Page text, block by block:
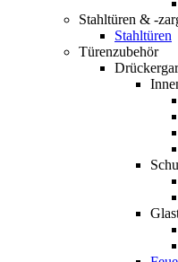
Stahltüren & -
Stahltüren
Türenzubehör